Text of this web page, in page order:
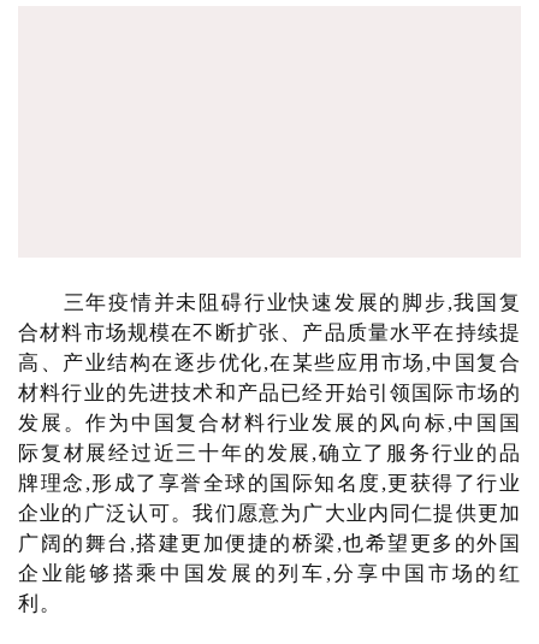
三年疫情并未阻碍行业快速发展的脚步,我国复
合材料市场规模在不断扩张、产品质量水平在持续提
高、产业结构在逐步优化,在某些应用市场,中国复合
材料行业的先进技术和产品已经开始引领国际市场的
发展。作为中国复合材料行业发展的风向标,中国国
际复材展经过近三十年的发展,确立了服务行业的品
牌理念,形成了享誉全球的国际知名度,更获得了行业
企业的广泛认可。我们愿意为广大业内同仁提供更加
广阔的舞台,搭建更加便捷的桥梁,也希望更多的外国
企业能够搭乘中国发展的列车,分享中国市场的红
利。